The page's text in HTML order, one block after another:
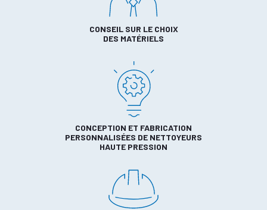
CONSEIL SUR LE CHOIX
DES MATÉRIELS
CONCEPTION ET FABRICATION
PERSONNALISÉES DE NETTOYEURS
HAUTE PRESSION